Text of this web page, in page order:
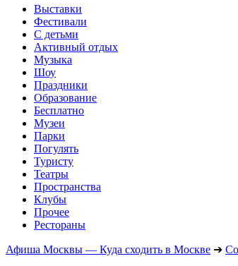
Выставки
Фестивали
С детьми
Активный отдых
Музыка
Шоу
Праздники
Образование
Бесплатно
Музеи
Парки
Погулять
Туристу
Театры
Пространства
Клубы
Прочее
Рестораны
Афиша Москвы — Куда сходить в Москве ➔